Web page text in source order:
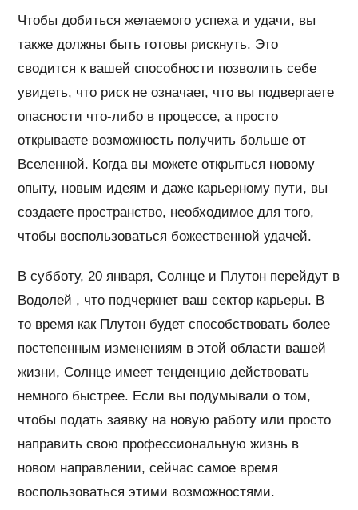
Чтобы добиться желаемого успеха и удачи, вы
также должны быть готовы рискнуть. Это
сводится к вашей способности позволить себе
увидеть, что риск не означает, что вы подвергаете
опасности что-либо в процессе, а просто
открываете возможность получить больше от
Вселенной. Когда вы можете открыться новому
опыту, новым идеям и даже карьерному пути, вы
создаете пространство, необходимое для того,
чтобы воспользоваться божественной удачей.
В субботу, 20 января, Солнце и Плутон перейдут в
Водолей , что подчеркнет ваш сектор карьеры. В
то время как Плутон будет способствовать более
постепенным изменениям в этой области вашей
жизни, Солнце имеет тенденцию действовать
немного быстрее. Если вы подумывали о том,
чтобы подать заявку на новую работу или просто
направить свою профессиональную жизнь в
новом направлении, сейчас самое время
воспользоваться этими возможностями.